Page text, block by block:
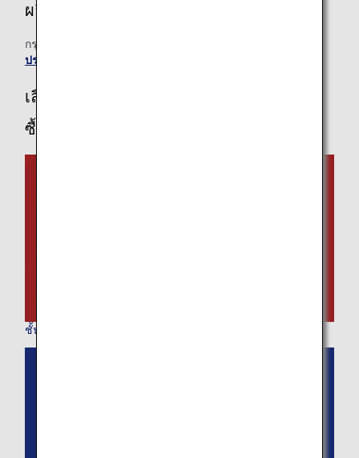
ผลิตภัณฑ์
กรุณาดูเพิ่มเติมที่
ประเทศของ ANA
เลือกชั้นโดยสารของท่านเพื่อดูตัวเลือกการ
ซื้อสินค้า
ชั้นเฟิร์สคลาส